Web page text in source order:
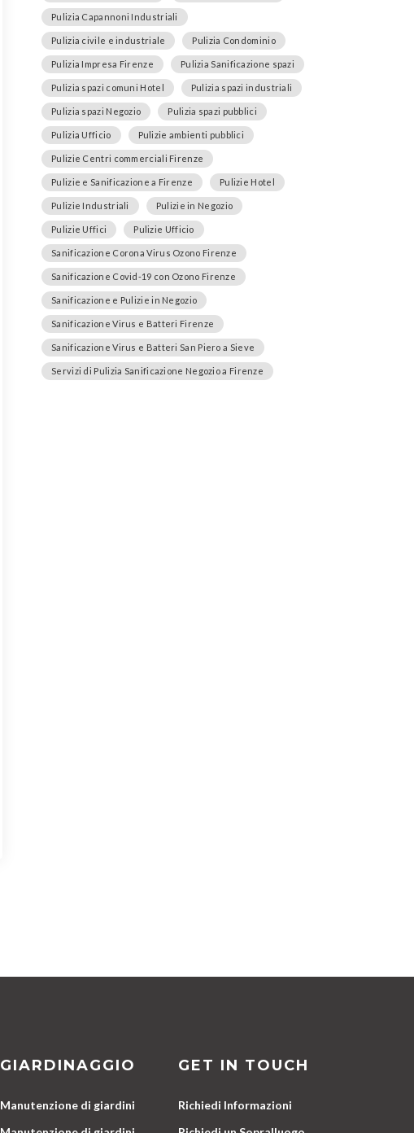
Pulizia Capannoni Industriali
Pulizia civile e industriale Pulizia Condominio
Pulizia Impresa Firenze Pulizia Sanificazione spazi
Pulizia spazi comuni Hotel Pulizia spazi industriali
Pulizia spazi Negozio Pulizia spazi pubblici
Pulizia Ufficio Pulizie ambienti pubblici
Pulizie Centri commerciali Firenze
Pulizie e Sanificazione a Firenze Pulizie Hotel
Pulizie Industriali Pulizie in Negozio
Pulizie Uffici Pulizie Ufficio
Sanificazione Corona Virus Ozono Firenze
Sanificazione Covid-19 con Ozono Firenze
Sanificazione e Pulizie in Negozio
Sanificazione Virus e Batteri Firenze
Sanificazione Virus e Batteri San Piero a Sieve
Servizi di Pulizia Sanificazione Negozio a Firenze
GIARDINAGGIO
Manutenzione di giardini
GET IN TOUCH
Richiedi Informazioni